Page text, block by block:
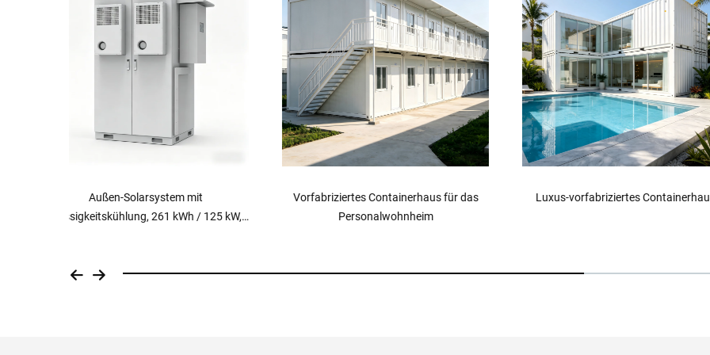
Vorfabriziertes Containerhaus für das
Personalwohnheim
Luxus-vorfabriziertes Containerhaus Fertiggestelltes Containerhaus